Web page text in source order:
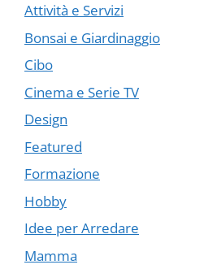
Attività e Servizi
Bonsai e Giardinaggio
Cibo
Cinema e Serie TV
Design
Featured
Formazione
Hobby
Idee per Arredare
Mamma